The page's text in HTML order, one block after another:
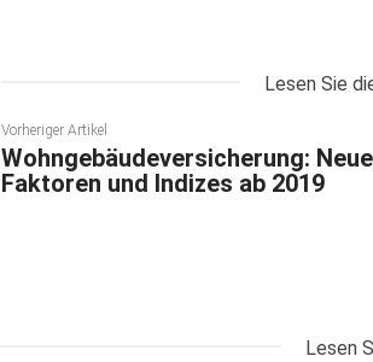
Lesen Sie
Vorheriger Artikel
Wohngebäudeversicherung: Neue
Faktoren und Indizes ab 2019
Lesen